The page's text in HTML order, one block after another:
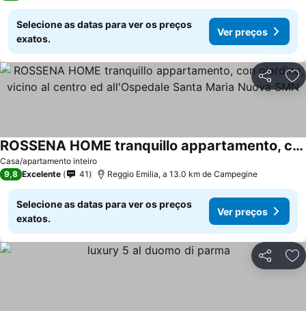
Selecione as datas para ver os preços
exatos.
Ver preços
Partilhar
Casa/apartamento inteiro
ROSSENA HOME tranquillo appartamento, con giardino, vicino al centro ed all'Ospedale Santa Maria Nuova SMN
9,8 Excelente 41 Reggio Emilia, a 13.0 km de Campegine
Selecione as datas para ver os preços
exatos.
Ver preços
Partilhar